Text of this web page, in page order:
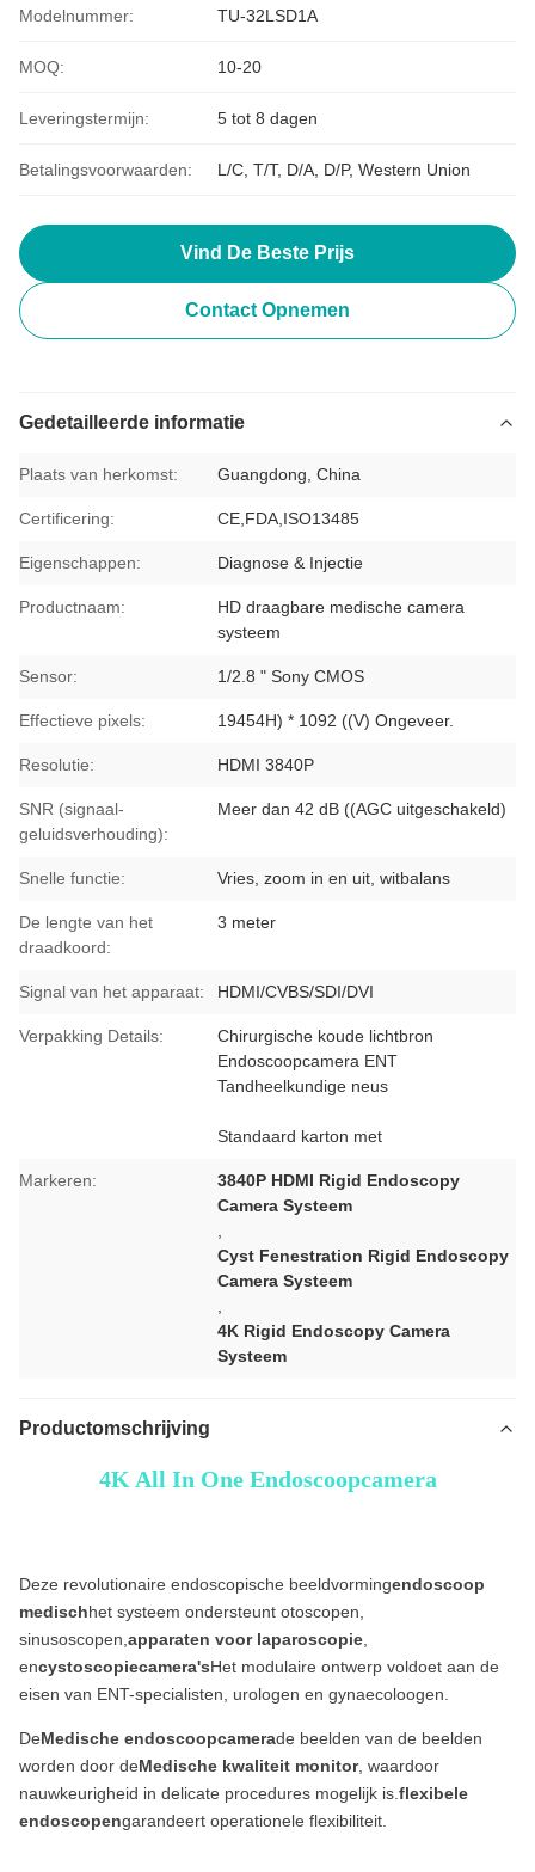
Modelnummer: TU-32LSD1A
MOQ: 10-20
Leveringstermijn: 5 tot 8 dagen
Betalingsvoorwaarden: L/C, T/T, D/A, D/P, Western Union
Vind De Beste Prijs
Contact Opnemen
Gedetailleerde informatie
Plaats van herkomst: Guangdong, China
Certificering: CE,FDA,ISO13485
Eigenschappen: Diagnose & Injectie
Productnaam:
HD draagbare medische camera
systeem
Sensor: 1/2.8 " Sony CMOS
Effectieve pixels: 19454H) * 1092 ((V) Ongeveer.
Resolutie: HDMI 3840P
SNR (signaal-
geluidsverhouding):
Meer dan 42 dB ((AGC uitgeschakeld)
Snelle functie: Vries, zoom in en uit, witbalans
De lengte van het
draadkoord:
3 meter
Signal van het apparaat: HDMI/CVBS/SDI/DVI
Verpakking Details:
Chirurgische koude lichtbron
Endoscoopcamera ENT
Tandheelkundige neus
Standaard karton met
Markeren:
3840P HDMI Rigid Endoscopy
Camera Systeem
Cyst Fenestration Rigid Endoscopy
Camera Systeem
4K Rigid Endoscopy Camera
Systeem
Productomschrijving
4K All In One Endoscoopcamera
Deze revolutionaire endoscopische beeldvormingendoscoop
medischhet systeem ondersteunt otoscopen,
sinusoscopen, apparaten voor laparoscopie
encystoscopiecamera'sHet modulaire ontwerp voldoet aan de
eisen van ENT-specialisten, urologen en gynaecoloogen.
DeMedische endoscoopcamerade beelden van de beelden
worden door deMedische kwaliteit monitor, waardoor
nauwkeurigheid in delicate procedures mogelijk is. flexibele
endoscopengarandeert operationele flexibiliteit.